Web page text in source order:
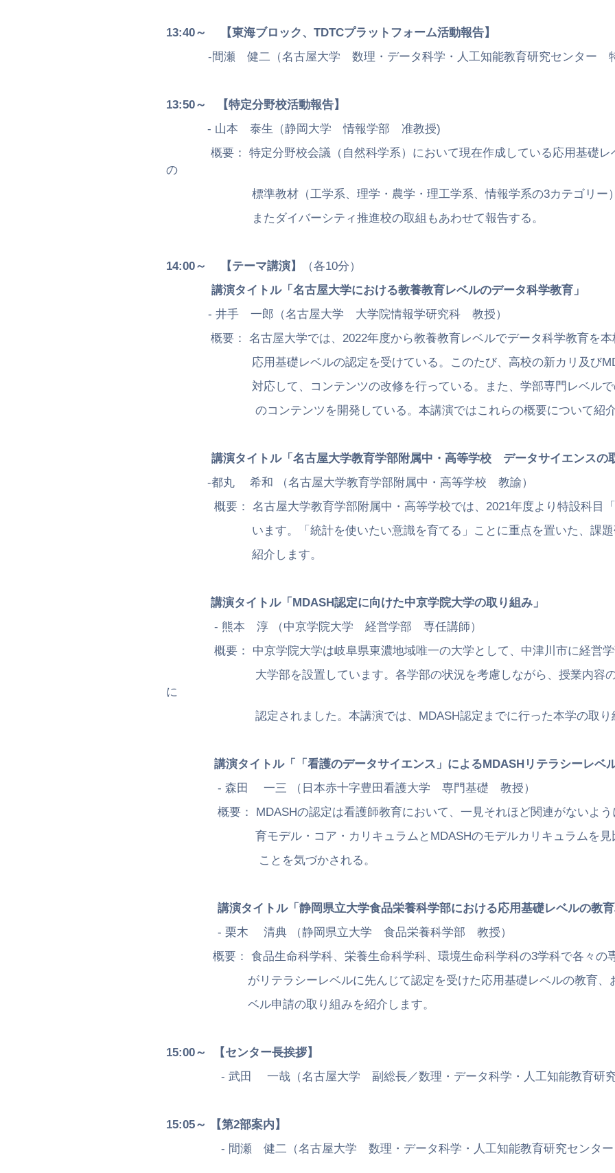
13:40～
【東海ブロック、TDTCプラットフォーム活動報告】
-間瀬 健二（名古屋大学 数理・データ科学・人工知能教育研究センター
13:50～
【特定分野校活動報告】
- 山本 泰生（静岡大学 情報学部 准教授)
概要： 特定分野校会議（自然科学系）において現在作成している応用基礎レ
の
標準教材（工学系、理学・農学・理工学系、情報学系の3カテゴリー）
またダイバーシティ推進校の取組もあわせて報告する。
14:00～ 【テーマ講演】
（各10分）
講演タイトル「名古屋大学における教養教育レベルのデータ科学教育」
- 井手 一郎（名古屋大学 大学院情報学研究科 教授）
概要： 名古屋大学では、2022年度から教養教育レベルでデータ科学教育を本
応用基礎レベルの認定を受けている。このたび、高校の新カリ及びMDA
対応して、コンテンツの改修を行っている。また、学部専門レベルでの
のコンテンツを開発している。本講演ではこれらの概要について紹介
講演タイトル「名古屋大学教育学部附属中・高等学校 データサイエンスの
-都丸 希和 （名古屋大学教育学部附属中・高等学校 教諭）
概要： 名古屋大学教育学部附属中・高等学校では、2021年度より特設科目「
います。「統計を使いたい意識を育てる」ことに重点を置いた、課題研
紹介します。
講演タイトル「MDASH認定に向けた中京学院大学の取り組み」
- 熊本 淳 （中京学院大学 経営学部 専任講師）
概要： 中京学院大学は岐阜県東濃地域唯一の大学として、中津川市に経営学
大学部を設置しています。各学部の状況を考慮しながら、授業内容の調
に
認定されました。本講演では、MDASH認定までに行った本学の取り組
講演タイトル「「看護のデータサイエンス」によるMDASHリテラシーレベ
- 森田 一三 （日本赤十字豊田看護大学 専門基礎 教授）
概要： MDASHの認定は看護師教育において、一見それほど関連がないよう
育モデル・コア・カリキュラムとMDASHのモデルカリキュラムを見比
ことを気づかされる。
講演タイトル「静岡県立大学食品栄養科学部における応用基礎レベルの教
- 栗木 清典 （静岡県立大学 食品栄養科学部 教授）
概要： 食品生命科学科、栄養生命科学科、環境生命科学科の3学科で各々の専
がリテラシーレベルに先んじて認定を受けた応用基礎レベルの教育、お
ベル申請の取り組みを紹介します。
15:00～
【センター長挨拶】
- 武田 一哉（名古屋大学 副総長／数理・データ科学・人工知能教育研究
15:05～
【第2部案内】
- 間瀬 健二（名古屋大学 数理・データ科学・人工知能教育研究センタ